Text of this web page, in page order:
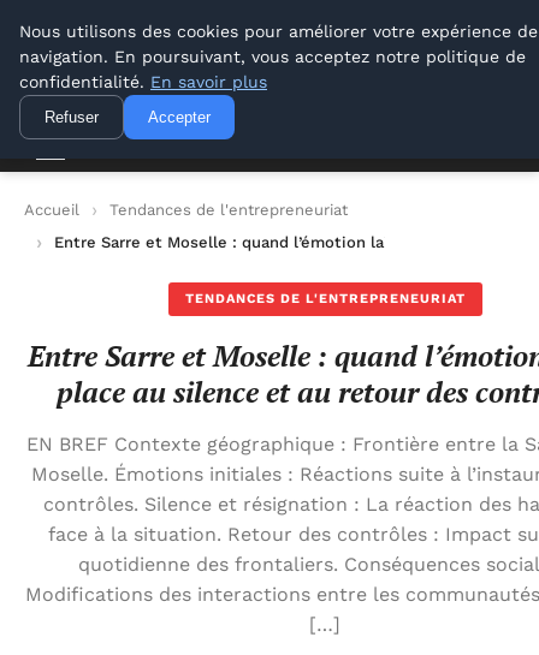
Lyon Photos
Lyon Photos
Accueil
Tendances de l'entrepreneuriat
Entre Sarre et Moselle : quand l’émotion laisse place au
TENDANCES DE L'ENTREPRENEURIAT
Entre Sarre et Moselle : quand
place au silence et au retour des
EN BREF Contexte géographique : Frontière entre la
Moselle. Émotions initiales : Réactions suite à
contrôles. Silence et résignation : La réaction des
face à la situation. Retour des contrôles : Impact
quotidienne des frontaliers. Conséquences
Modifications des interactions entre les
[…]
Nous utilisons des cookies pour améliorer votre expérience de
navigation. En poursuivant, vous acceptez notre politique de
confidentialité. En savoir plus
Refuser Accepter